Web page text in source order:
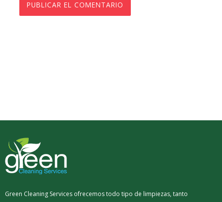
Green Cleaning Services ofrecemos todo tipo de limpiezas, tanto